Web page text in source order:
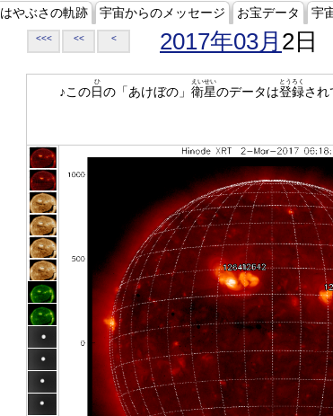
はやぶさの軌跡 宇宙からのメッセージ お宝データ 宇
<<< << < 2017年03月 2日
♪この日
ひ
の「あけぼの」 衛星
えいせい
のデータは登録
とうろく
され